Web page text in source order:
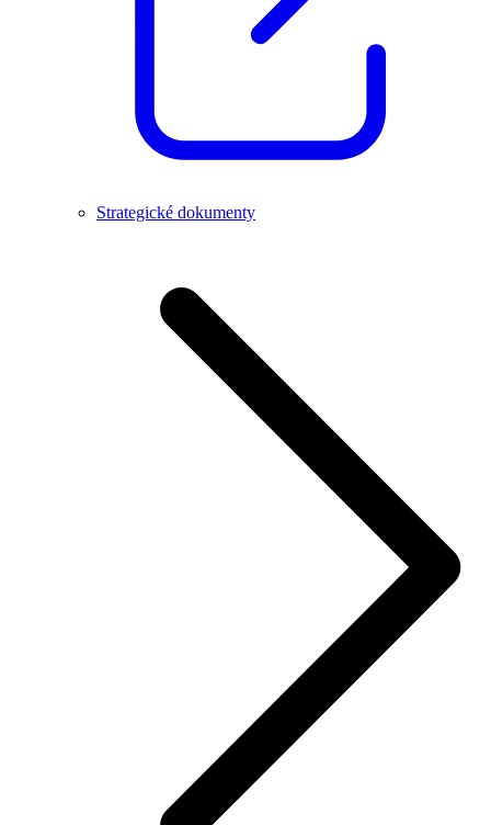
Strategické dokumenty